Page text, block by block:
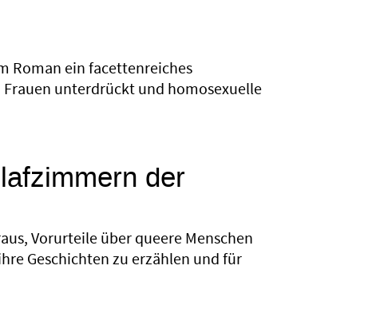
Roman ein facettenreiches
unterdrückt und homosexuelle
der
Vorurteile über queere Menschen
Geschichten zu erzählen und für